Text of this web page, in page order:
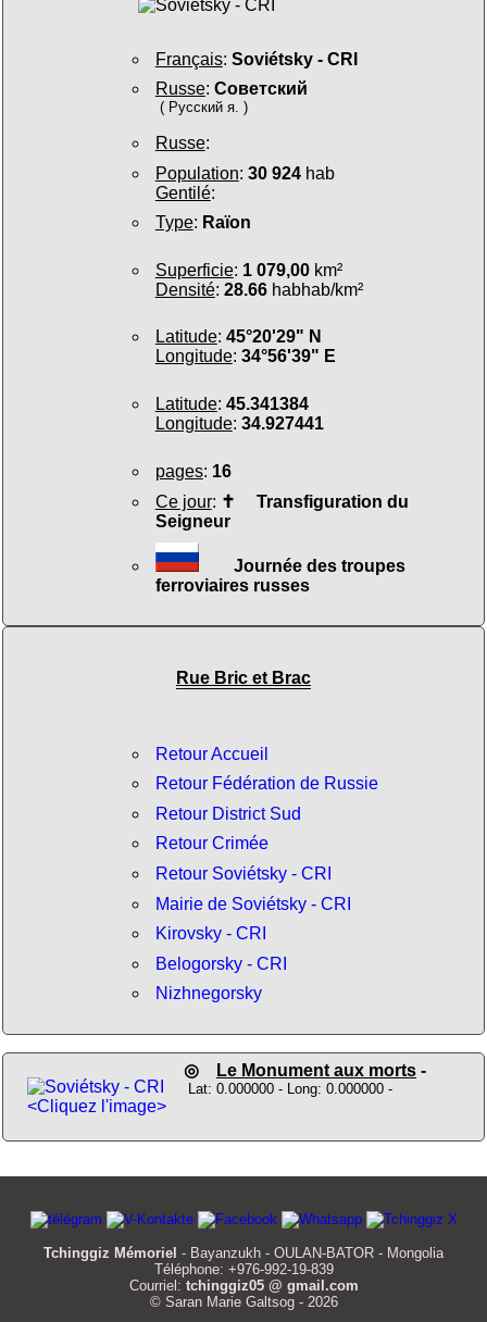
Français: Soviétsky - CRI
Russe: Советский
( Русский я. )
Russe:
Population: 30 924hab
Gentilé:
Type: Raïon
Superficie: 1 079,00km²
Densité: 28.66habhab/km²
Latitude: 45°20'29" N
Longitude: 34°56'39" E
Latitude: 45.341384
Longitude: 34.927441
pages: 16
Ce jour: ✝ Transfiguration du
Seigneur
Journée des troupes
ferroviaires russes
Rue Bric et Brac
Retour Accueil
Retour Fédération de Russie
Retour District Sud
Retour Crimée
Retour Soviétsky - CRI
Mairie de Soviétsky - CRI
Kirovsky - CRI
Belogorsky - CRI
Nizhnegorsky
<Cliquez l'image>
◎ Le Monument aux morts-
Lat: 0.000000 - Long: 0.000000 -
Tchinggiz Mémoriel - Bayanzukh - OULAN-BATOR - Mongolia
Téléphone: +976-992-19-839
Courriel: tchinggiz05 @ gmail.com
© Saran Marie Galtsog - 2026